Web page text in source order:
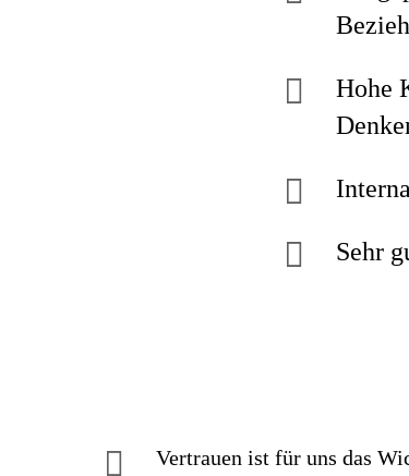
Hohe
Sehr
Vertrauen ist für uns das